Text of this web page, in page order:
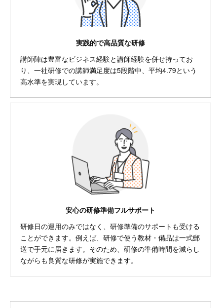
実践的で高品質な研修
講師陣は豊富なビジネス経験と講師経験を併せ持ってお
り、一社研修での講師満足度は5段階中、平均4.79という
高水準を実現しています。
安心の研修準備フルサポート
研修日の運用のみではなく、研修準備のサポートも受ける
ことができます。例えば、研修で使う教材・備品は一式郵
送で手元に届きます。そのため、研修の準備時間を減らし
ながらも良質な研修が実施できます。